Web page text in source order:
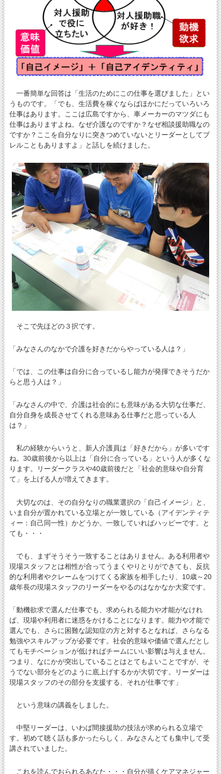
一番簡単な回答は「生活のためにこの仕事を選びました」とい
うものです。「でも、生活費を稼ぐならばほかにだっていろいろ
仕事はあります。ここは広島ですから、車メーカーのマツダにも
仕事はありますよね。なぜ介護なのですか？なぜ相談援助職なの
ですか？ここを自分なりに突きつめていないとリーダーとしてブ
レルこともありますよ」と話しを続けました。
そこで先ほどの３択です。
「みなさんのなかで介護を好きだからやっている人は？」
「では、この仕事は自分に合っているし能力が発揮できそうだか
らと思う人は？」
「みなさんの中で、介護は社会的にも意味がある大切な仕事だ、
自分自身を成長させてくれる意味ある仕事だと思っている人
は？」
私の経験からいうと、新人介護員は「好きだから」が多いです
ね。30歳前後から以上は「自分に合っている」という人が多くな
ります。リーダークラスや40歳前後だと「社会的意味や自分育
て」を上げる人が増えてきます。
大切なのは、その自分なりの職業選択の「自己イメージ」と、
いま自分が置かれている立場とが一致している（アイデンティテ
ィー：自己同一性）かどうか。一致していればハッピーです。と
ても・・・
でも、まずそうそう一致することはありません。ある利用者や
現場スタッフとは相性が合ってうまくやりとりができても、反抗
的な利用者やクレームをつけてくる家族を相手したり、10歳～20
歳年長の現場スタッフのリーダーをやるのはなかなか大変です。
「動機欲求で選んだ仕事でも、求められる能力や才能がなけれ
ば、現場や利用者に迷惑をかけることになります。能力や才能で
選んでも、さらに困難な認知症の方と対するとなれば、さらなる
勉強やスキルアップが必要です。社会的意味や価値で選んだとし
てもモチベーションが低ければチームにいい影響は与えません。
つまり、なにかが突出していることはとてもよいことですが、そ
うでない部分をどのように底上げするかが大切です。リーダーは
現場スタッフのその部分を支援する、それが仕事です」
という意味の講義をしました。
中堅リーダーは、いわば間接援助の技法が求められる立場で
す。初めて聴く話も多かったらしく、みなさんとても集中して受
講されていました。
これを読んでおられるあなた・・・自分が描くケアマネジャー